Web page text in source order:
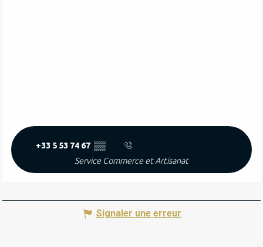
+33 5 53 74 67 ▒▒
Service Commerce et Artisanat
Signaler une erreur